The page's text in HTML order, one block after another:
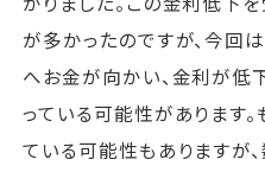
が多かったのですが、今回
へお金が向かい、金利が低
っている可能性があります。
ている可能性もありますが